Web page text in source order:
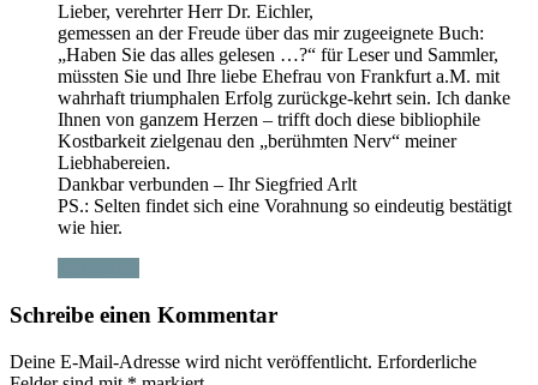
Lieber, verehrter Herr Dr. Eichler,
gemessen an der Freude über das mir zugeeignete Buch:
„Haben Sie das alles gelesen …?“ für Leser und Sammler,
müssten Sie und Ihre liebe Ehefrau von Frankfurt a.M. mit
wahrhaft triumphalen Erfolg zurückge-kehrt sein. Ich danke
Ihnen von ganzem Herzen – trifft doch diese bibliophile
Kostbarkeit zielgenau den „berühmten Nerv“ meiner
Liebhabereien.
Dankbar verbunden – Ihr Siegfried Arlt
PS.: Selten findet sich eine Vorahnung so eindeutig bestätigt
wie hier.
Schreibe einen Kommentar
Deine E-Mail-Adresse wird nicht veröffentlicht. Erforderliche